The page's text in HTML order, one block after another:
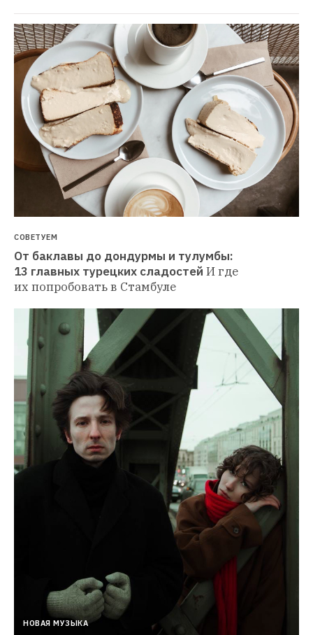
СОВЕТУЕМ
От баклавы до дондурмы и тулумбы:
13 главных турецких сладостей И где
их попробовать в Стамбуле
НОВАЯ МУЗЫКА